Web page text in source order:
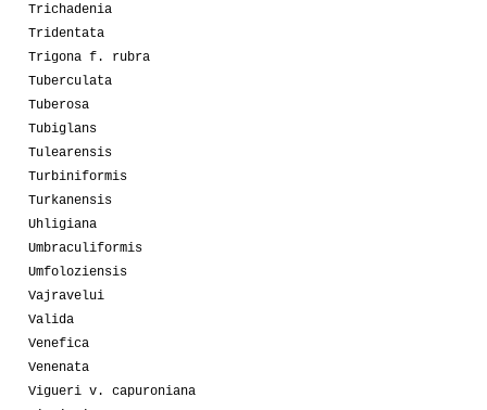
Trichadenia
Tridentata
Trigona f. rubra
Tuberculata
Tuberosa
Tubiglans
Tulearensis
Turbiniformis
Turkanensis
Uhligiana
Umbraculiformis
Umfoloziensis
Vajravelui
Valida
Venefica
Venenata
Vigueri v. capuroniana